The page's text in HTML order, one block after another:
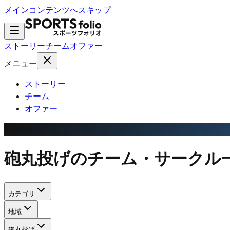
メインコンテンツへスキップ
ストーリーチームオファー
メニュー
ストーリー
チーム
オファー
砲丸投げのチーム・サークル
カテゴリ
地域